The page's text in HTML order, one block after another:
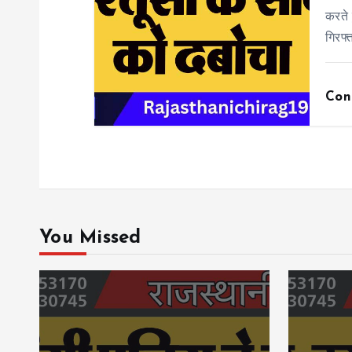
करते
You Missed